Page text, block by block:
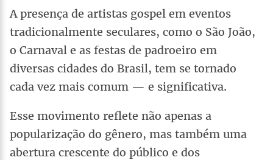
A presença de artistas gospel em eventos
tradicionalmente seculares, como o São João,
o Carnaval e as festas de padroeiro em
diversas cidades do Brasil, tem se tornado
cada vez mais comum — e significativa.
Esse movimento reflete não apenas a
popularização do gênero, mas também uma
abertura crescente do público e dos